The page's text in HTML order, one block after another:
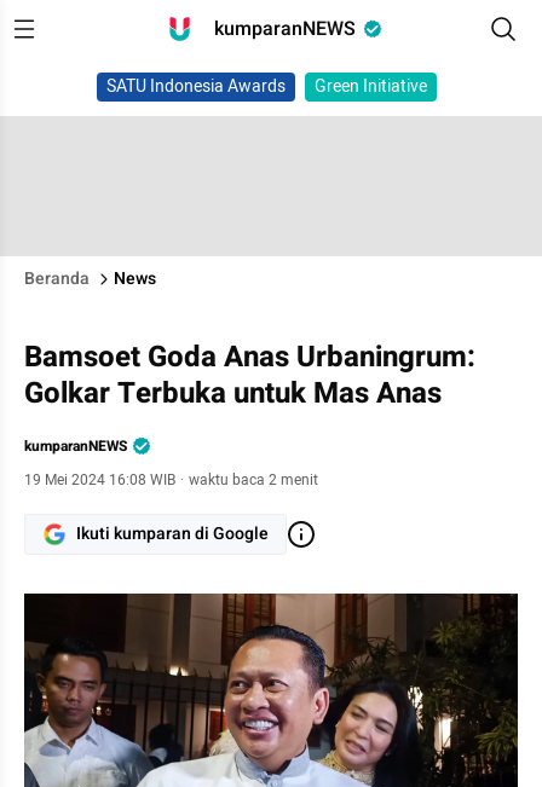
kumparanNEWS
SATU Indonesia Awards Green Initiative
Beranda News
Bamsoet Goda Anas Urbaningrum:
Golkar Terbuka untuk Mas Anas
kumparanNEWS
19 Mei 2024 16:08 WIB · waktu baca 2 menit
Ikuti kumparan di Google